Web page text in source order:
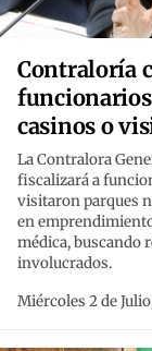
Contraloría
casinos o
La Contralora
fiscalizará a
visitaron parques
en
médica, buscando
involucrados.
Miércoles 2 de